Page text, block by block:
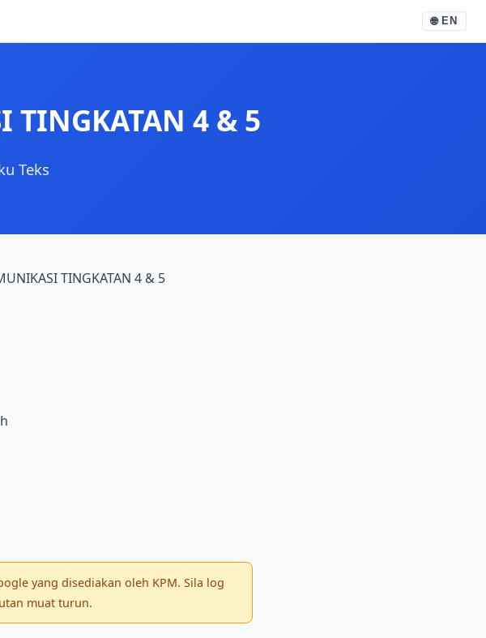
🌐 EN
TINGKATAN 4 & 5
Teks
TINGKATAN 4 & 5
yang disediakan oleh KPM. Sila log
muat turun.